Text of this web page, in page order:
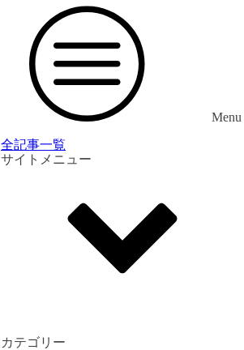
Menu
全記事一覧
サイトメニュー
カテゴリー